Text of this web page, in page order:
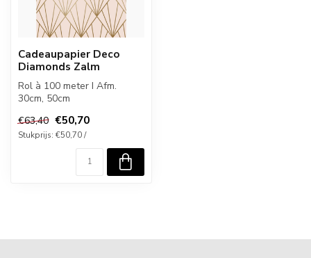
Cadeaupapier Deco
Diamonds Zalm
Rol à 100 meter I Afm.
30cm, 50cm
€63,40 €50,70
Stukprijs: €50,70 /